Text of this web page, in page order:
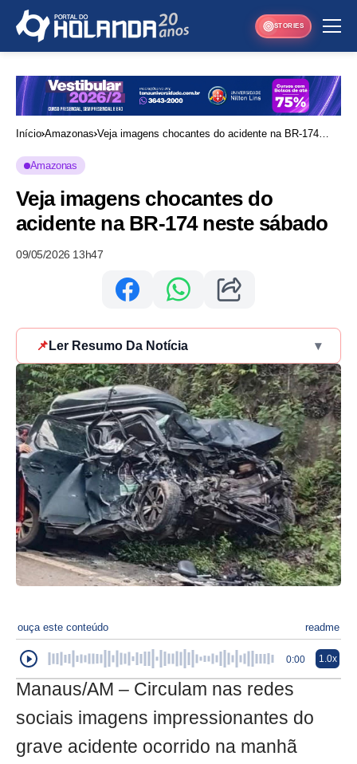
STORIES
Início Amazonas Veja imagens chocantes do acidente na BR-174
Amazonas
Veja imagens chocantes do
acidente na BR-174 neste sábado
09/05/2026 13h47
📌 Ler Resumo Da Notícia ▾
ouça este conteúdo readme
0:00 1.0x
Manaus/AM – Circulam nas redes
sociais imagens impressionantes do
grave acidente ocorrido na manhã